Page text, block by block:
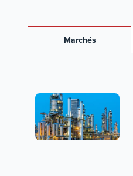
Marchés